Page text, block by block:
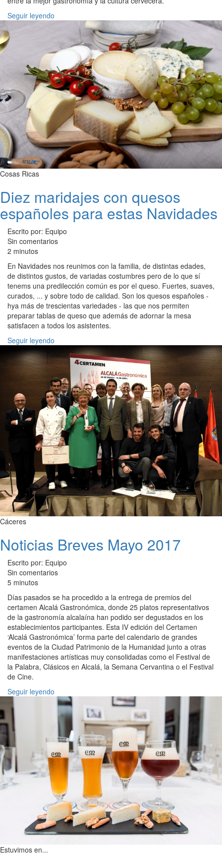
Seguir leyendo
Cosas Ricas
Diez maridajes con quesos
españoles para estas Navidades
Escrito por: Equipo
Sin comentarios
2 minutos
En Navidades nos reunimos con la familia, de distintas edades,
de distintos gustos, de variadas costumbres pero de lo que sí
tenems una predilección común es por el queso. Fuertes, suaves,
curados, ... y sobre todo de calidad. Son los quesos españoles -
hya más de trescientas variedades - las que nos permiten
preparar tablas de queso que además de adornar la mesa
satisfacen a todos los asistentes.
Seguir leyendo
Cáceres
Noticias Breves Mayo 2017
Escrito por: Equipo
Sin comentarios
5 minutos
Días pasados se ha procedido a la entrega de premios del
certamen Alcalá Gastronómica, donde 25 platos representativos
de la gastronomía alcalaína han podido ser degustados en los
establecimientos participantes. Esta IV edición del Certamen
‘Alcalá Gastronómica’ forma parte del calendario de grandes
eventos de la Ciudad Patrimonio de la Humanidad junto a otras
manifestaciones artísticas muy consolidadas como el Festival de
la Palabra, Clásicos en Alcalá, la Semana Cervantina o el Festival
de Cine.
Seguir leyendo
Estuvimos en...